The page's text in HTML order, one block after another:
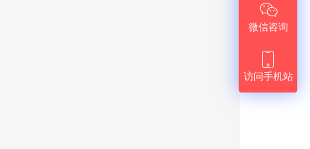

微信咨询

访问手机站